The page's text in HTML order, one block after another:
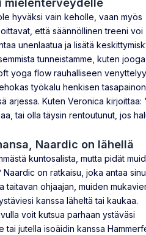
hyväksi vain keholle, vaan myös
että säännöllinen treeni voi
unenlaatua ja lisätä
tunneistamme, kuten
yoga flow rauhalliseen
työkalu henkisen tasapainon
arjessa. Kuten Veronica kirjoittaa:
tai olla täysin rentoutunut, jos
Naardic on lähellä
kuntosalista, mutta pidät
Naardic on ratkaisu, joka antaa
taitavan ohjaajan, muiden
kanssa läheltä tai kaukaa.
voit kutsua parhaan ystäväsi
tai jutella isoäidin kanssa